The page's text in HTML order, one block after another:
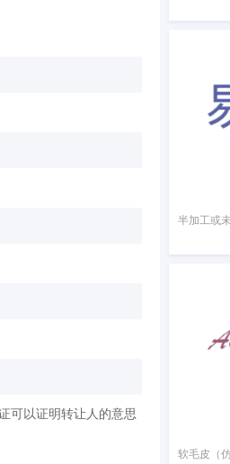
可以证明转让人的意思